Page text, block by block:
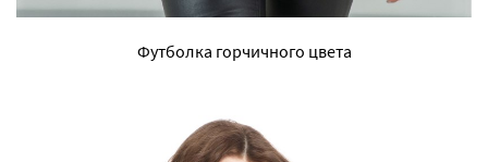
Футболка горчичного цвета